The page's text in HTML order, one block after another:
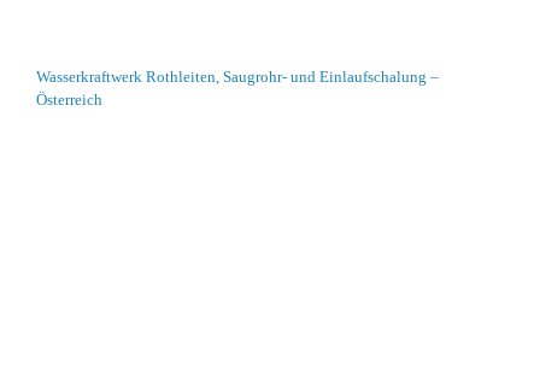
Wasserkraftwerk Rothleiten, Saugrohr- und Einlaufschalung –
Österreich